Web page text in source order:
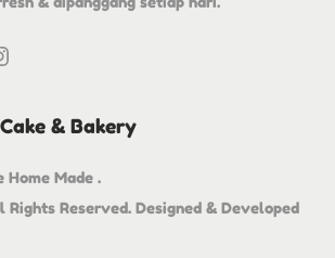
& Bakery
Home Made .
Reserved. Designed & Developed